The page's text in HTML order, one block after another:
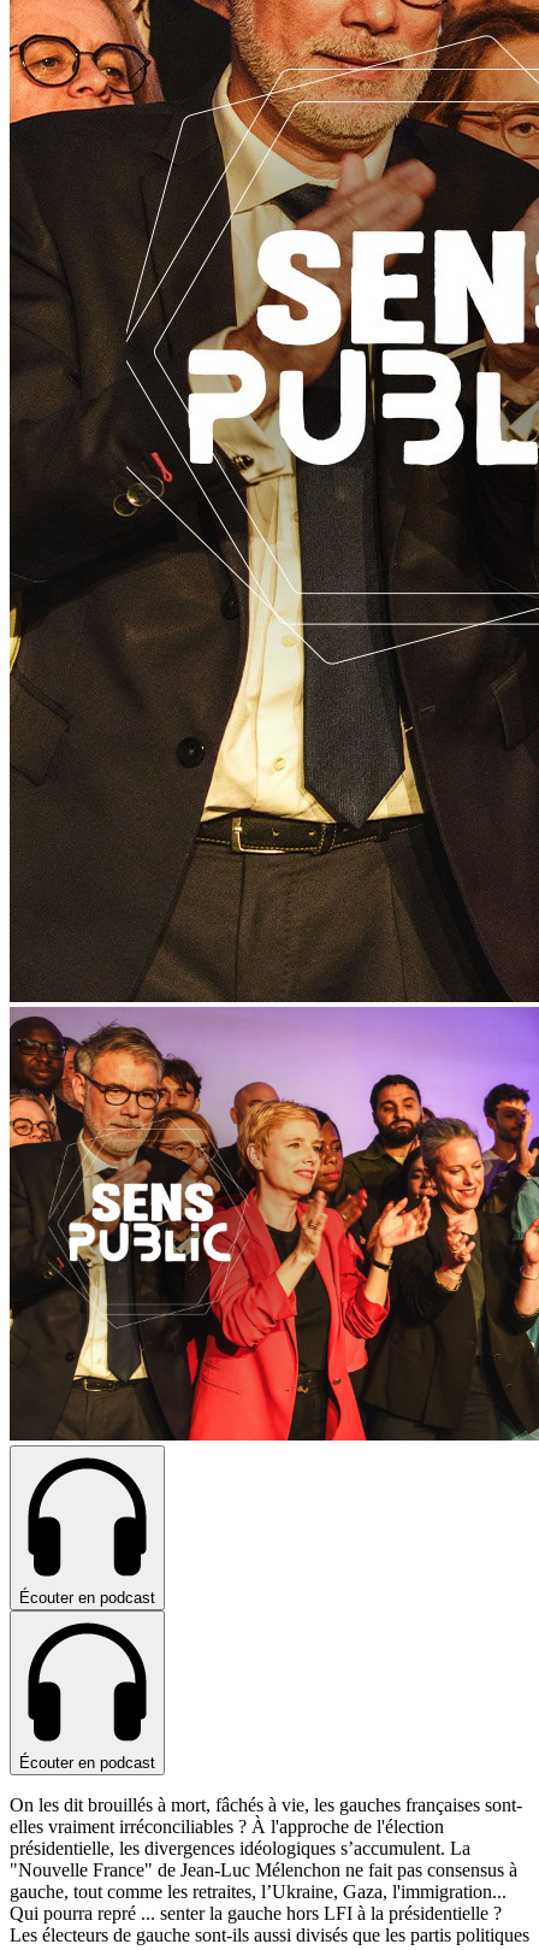
Écouter en podcast
Écouter en podcast
On les dit brouillés à mort, fâchés à vie, les gauches françaises sont-
elles vraiment irréconciliables ? À l'approche de l'élection
présidentielle, les divergences idéologiques s’accumulent. La
"Nouvelle France" de Jean-Luc Mélenchon ne fait pas consensus à
gauche, tout comme les retraites, l’Ukraine, Gaza, l'immigration...
Qui pourra repré ... senter la gauche hors LFI à la présidentielle ?
Les électeurs de gauche sont-ils aussi divisés que les partis politiques